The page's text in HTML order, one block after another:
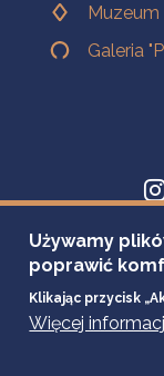
Galeria
Używamy
poprawić
Klikając przycisk
Więcej